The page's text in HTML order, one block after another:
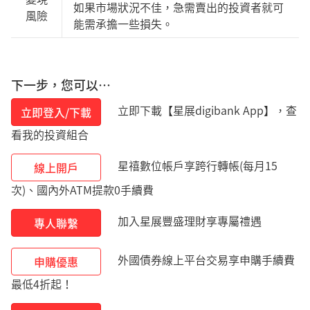
風險
如果市場狀況不佳，急需賣出的投資者就可
能需承擔一些損失。
下一步，您可以…
立即登入/下載
立即下載【星展digibank App】，查
看我的投資組合
線上開戶
星禧數位帳戶享跨行轉帳(每月15
次)、國內外ATM提款0手續費
專人聯繫
加入星展豐盛理財享專屬禮遇
申購優惠
外國債券線上平台交易享申購手續費
最低4折起！